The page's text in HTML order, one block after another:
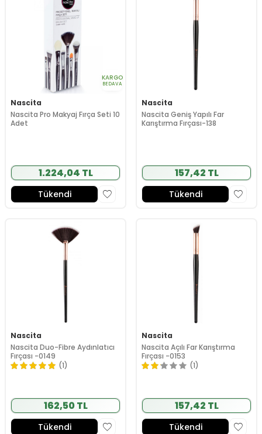
KARGO
BEDAVA
Nascita
Nascita Pro Makyaj Fırça Seti 10
Adet
1.224,04 TL
Tükendi
Nascita
Nascita Geniş Yapılı Far
Karıştırma Fırçası-138
157,42 TL
Tükendi
Nascita
Nascita Duo-Fibre Aydınlatıcı
Fırçası -0149
(1)
162,50 TL
Tükendi
Nascita
Nascita Açılı Far Karıştırma
Fırçası -0153
(1)
157,42 TL
Tükendi